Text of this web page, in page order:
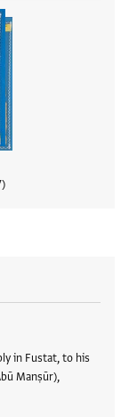
in Fustat, to his
Manṣūr),